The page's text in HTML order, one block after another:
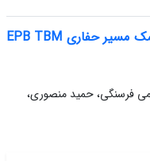
طرح بهینه اختلاط دوغاب در منطقه خشک مسیر حفاری EPB TBM
فرسنگی، حمید منصوری،